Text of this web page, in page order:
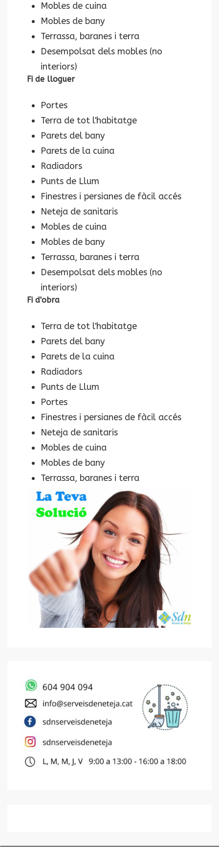
Mobles de cuina
Mobles de bany
Terrassa, baranes i terra
Desempolsat dels mobles (no
interiors)
Fi de lloguer
Portes
Terra de tot l'habitatge
Parets del bany
Parets de la cuina
Radiadors
Punts de Llum
Finestres i persianes de fàcil accés
Neteja de sanitaris
Mobles de cuina
Mobles de bany
Terrassa, baranes i terra
Desempolsat dels mobles (no
interiors)
Fi d'obra
Terra de tot l'habitatge
Parets del bany
Parets de la cuina
Radiadors
Punts de Llum
Portes
Finestres i persianes de fàcil accés
Neteja de sanitaris
Mobles de cuina
Mobles de bany
Terrassa, baranes i terra